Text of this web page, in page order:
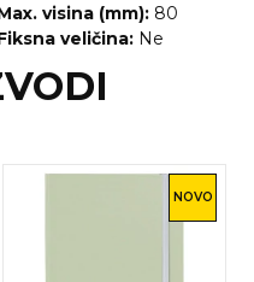
visina (mm): 80
veličina: Ne
NOVO